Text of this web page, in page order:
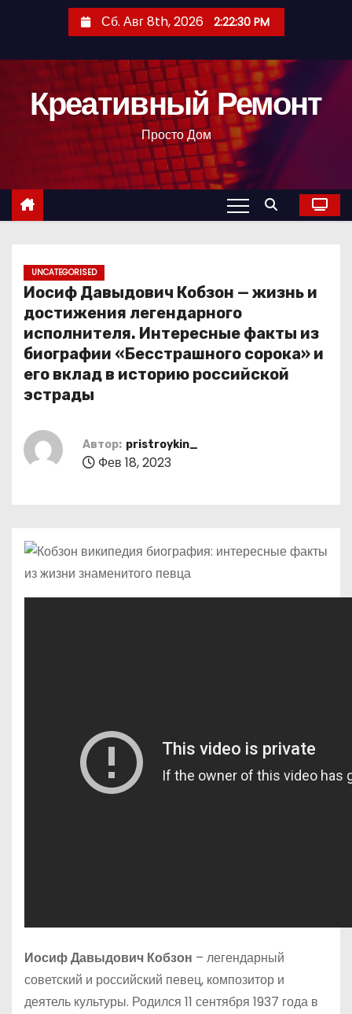
с
Сб. Авг 8th, 2026 2:22:31 PM
Креативный Ремонт
Просто Дом
UNCATEGORISED
Иосиф Давыдович Кобзон — жизнь и
достижения легендарного
исполнителя. Интересные факты из
биографии «Бесстрашного сорока» и
его вклад в историю российской
эстрады
Автор: pristroykin_
Фев 18, 2023
Иосиф Давыдович Кобзон – легендарный
советский и российский певец, композитор и
деятель культуры. Родился 11 сентября 1937 года в